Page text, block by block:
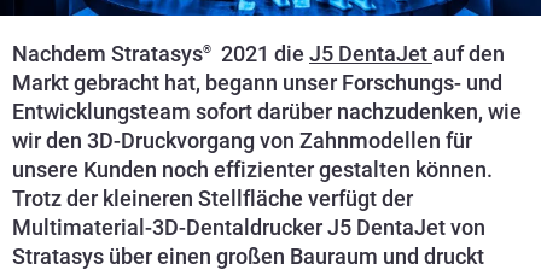
Nachdem Stratasys® 2021 die J5 DentaJetauf den
Markt gebracht hat, begann unser Forschungs- und
Entwicklungsteam sofort darüber nachzudenken, wie
wir den 3D-Druckvorgang von Zahnmodellen für
unsere Kunden noch effizienter gestalten können.
Trotz der kleineren Stellfläche verfügt der
Multimaterial-3D-Dentaldrucker J5 DentaJet von
Stratasys über einen großen Bauraum und druckt